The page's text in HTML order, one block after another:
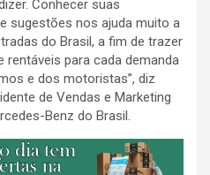
Conhecer suas
sugestões nos ajuda muito a
do Brasil, a fim de trazer
para cada demanda
e dos motoristas”, diz
de Vendas e Marketing
Benz do Brasil.